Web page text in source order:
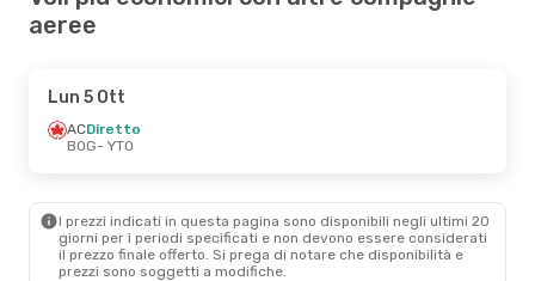
aeree
Lun 5 Ott
ACDiretto
BOG- YTO
I prezzi indicati in questa pagina sono disponibili negli ultimi 20
giorni per i periodi specificati e non devono essere considerati
il ​​prezzo finale offerto. Si prega di notare che disponibilità e
prezzi sono soggetti a modifiche.